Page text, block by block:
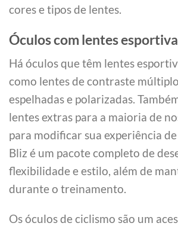
cores e tipos de lentes.
Óculos com lentes
Há óculos que têm lentes
como lentes de contraste
espelhadas e polarizadas.
lentes extras para a maioria de
para modificar sua experiência
Bliz é um pacote completo de
flexibilidade e estilo, além de
durante o treinamento.
Os óculos de ciclismo são um